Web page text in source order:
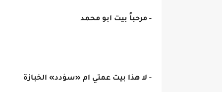
- مرحباً بيت ابو محمد
- لا هذا بيت عمتي ام «سؤدد» الخبازة